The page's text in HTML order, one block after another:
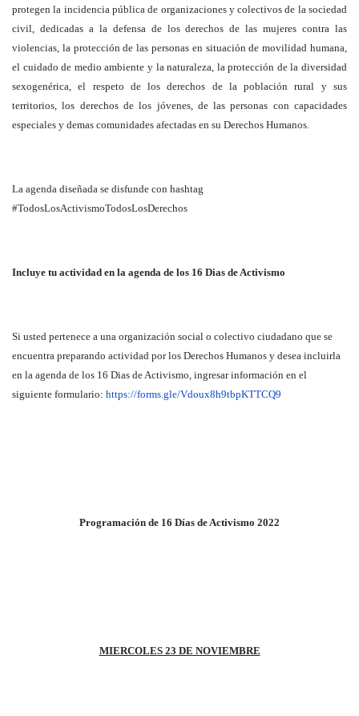
protegen la incidencia pública de organizaciones y colectivos de la sociedad
civil, dedicadas a la defensa de los derechos de las mujeres contra las
violencias, la protección de las personas en situación de movilidad humana,
el cuidado de medio ambiente y la naturaleza, la protección de la diversidad
sexogenérica, el respeto de los derechos de la población rural y sus
territorios, los derechos de los jóvenes, de las personas con capacidades
especiales y demas comunidades afectadas en su Derechos Humanos.
La agenda diseñada se disfunde con hashtag
#TodosLosActivismoTodosLosDerechos
Incluye tu actividad en la agenda de los 16 Dias de Activismo
Si usted pertenece a una organización social o colectivo ciudadano que se
encuentra preparando actividad por los Derechos Humanos y desea incluirla
en la agenda de los 16 Dias de Activismo, ingresar información en el
siguiente formulario: https://forms.gle/Vdoux8h9tbpKTTCQ9
Programación de 16 Días de Activismo 2022
MIERCOLES 23 DE NOVIEMBRE